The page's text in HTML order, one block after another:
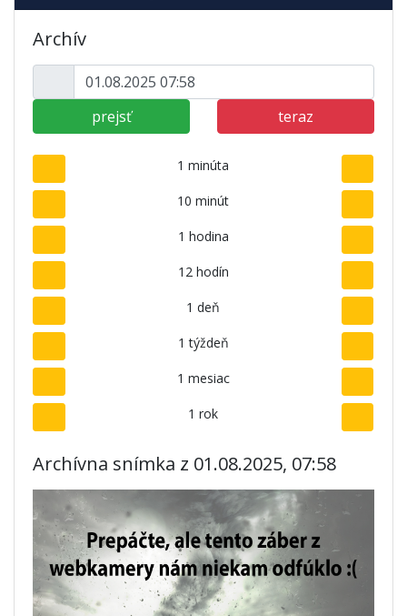
Archív
prejsť teraz
1 minúta
10 minút
1 hodina
12 hodín
1 deň
1 týždeň
1 mesiac
1 rok
Archívna snímka z 01.08.2025, 07:58